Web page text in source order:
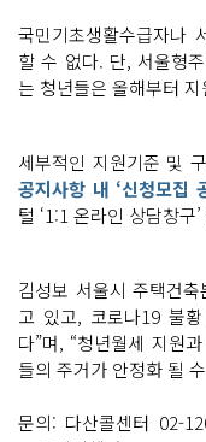
국민기초생활수급자나
할 수 없다. 단, 서울형
는 청년들은 올해부터
세부적인 지원기준 및
공지사항 내 ‘신청모집
털 ‘1:1 온라인 상담창구
김성보 서울시 주택건
고 있고, 코로나19 불
다”며, “청년월세 지원
들의 주거가 안정화 될
문의: 다산콜센터 02-